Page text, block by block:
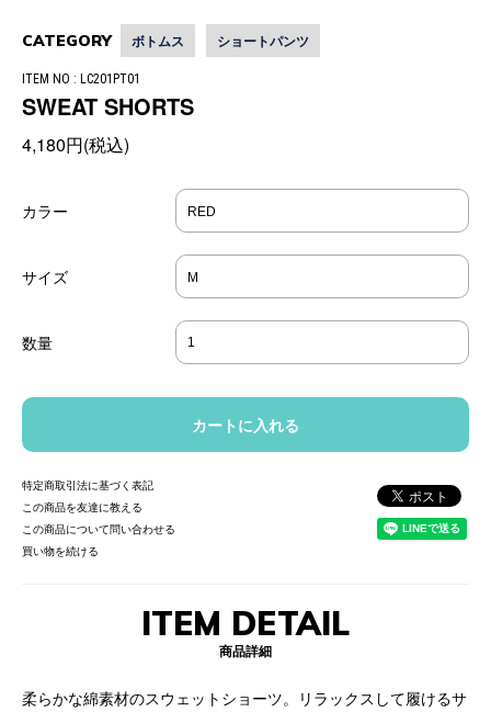
CATEGORY ボトムス ショートパンツ
ITEM NO : LC201PT01
SWEAT SHORTS
4,180円(税込)
カラー
サイズ
数量
特定商取引法に基づく表記
この商品を友達に教える
この商品について問い合わせる
買い物を続ける
ITEM DETAIL
商品詳細
柔らかな綿素材のスウェットショーツ。リラックスして履けるサ